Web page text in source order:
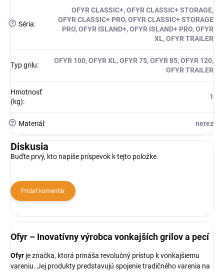
? Séria:
OFYR CLASSIC+, OFYR CLASSIC+ STORAGE,
OFYR CLASSIC+ PRO, OFYR CLASSIC+ STORAGE
PRO, OFYR ISLAND+, OFYR ISLAND+ PRO, OFYR
XL, OFYR TRAILER
Typ grilu:
OFYR 100, OFYR XL, OFYR 75, OFYR 85, OFYR 120,
OFYR TRAILER
Hmotnosť
(kg):
1
? Materiál : nerez
Diskusia
Buďte prvý, kto napíše príspevok k tejto položke.
Pridať komentár
Ofyr – Inovatívny výrobca vonkajších grilov a pecí
Ofyr je značka, ktorá prináša revolučný prístup k vonkajšiemu
vareniu. Jej produkty predstavujú spojenie tradičného varenia na